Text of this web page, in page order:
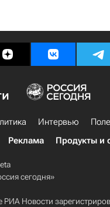
Интервью
Реклама Продукты и
сегодня»
РИА Новости